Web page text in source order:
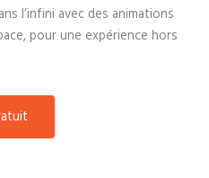
l’infini avec des animations
pour une expérience hors